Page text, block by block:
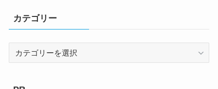
カテゴリー